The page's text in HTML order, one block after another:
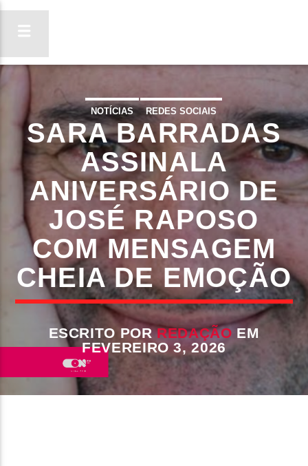
ON FM
LIGA-TE
FAIXA ATUAL
TÍTULO
NOTÍCIAS REDES SOCIAIS
SARA BARRADAS
ASSINALA
ANIVERSÁRIO DE
JOSÉ RAPOSO
COM MENSAGEM
CHEIA DE EMOÇÃO
ESCRITO PORREDAÇÃO EM
FEVEREIRO 3, 2026